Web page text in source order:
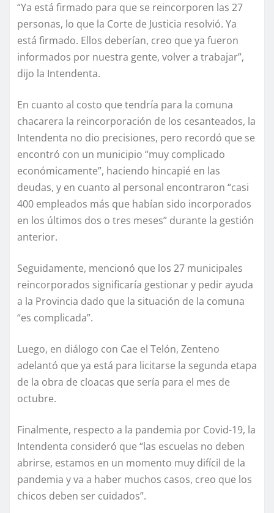
“Ya está firmado para que se reincorporen las 27
personas, lo que la Corte de Justicia resolvió. Ya
está firmado. Ellos deberían, creo que ya fueron
informados por nuestra gente, volver a trabajar”,
dijo la Intendenta.
En cuanto al costo que tendría para la comuna
chacarera la reincorporación de los cesanteados, la
Intendenta no dio precisiones, pero recordó que se
encontró con un municipio “muy complicado
económicamente”, haciendo hincapié en las
deudas, y en cuanto al personal encontraron “casi
400 empleados más que habían sido incorporados
en los últimos dos o tres meses” durante la gestión
anterior.
Seguidamente, mencionó que los 27 municipales
reincorporados significaría gestionar y pedir ayuda
a la Provincia dado que la situación de la comuna
“es complicada”.
Luego, en diálogo con Cae el Telón, Zenteno
adelantó que ya está para licitarse la segunda etapa
de la obra de cloacas que sería para el mes de
octubre.
Finalmente, respecto a la pandemia por Covid-19, la
Intendenta consideró que “las escuelas no deben
abrirse, estamos en un momento muy difícil de la
pandemia y va a haber muchos casos, creo que los
chicos deben ser cuidados”.